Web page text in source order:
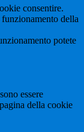
consentire.
della
potete
essere
della cookie